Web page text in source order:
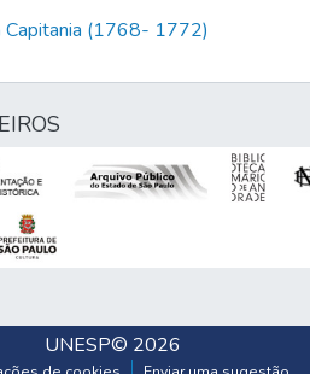
Capitania (1768- 1772)
UNESP© 2026